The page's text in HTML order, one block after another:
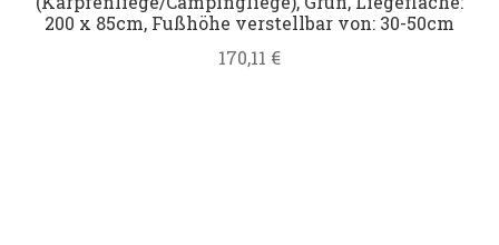
200 x 85cm, Fußhöhe verstellbar von: 30-50cm
170,11 €